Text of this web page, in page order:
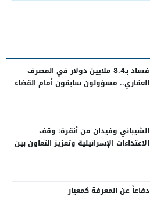
فساد بـ8.4 ملايين دولار في المصرف
العقاري.. مسؤولون سابقون أمام القضاء
الشيباني وفيدان من أنقرة: وقف
الاعتداءات الإسرائيلية وتعزيز التعاون بين
دفاعاً عن المعرفة كمعيار